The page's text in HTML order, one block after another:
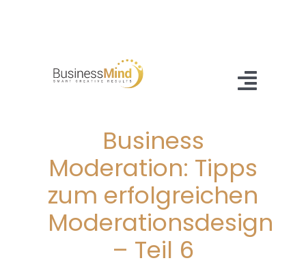
springen
Angebot
Referenzen
About Us
Business
Moderation: Tipps
zum erfolgreichen
Moderationsdesign
– Teil 6